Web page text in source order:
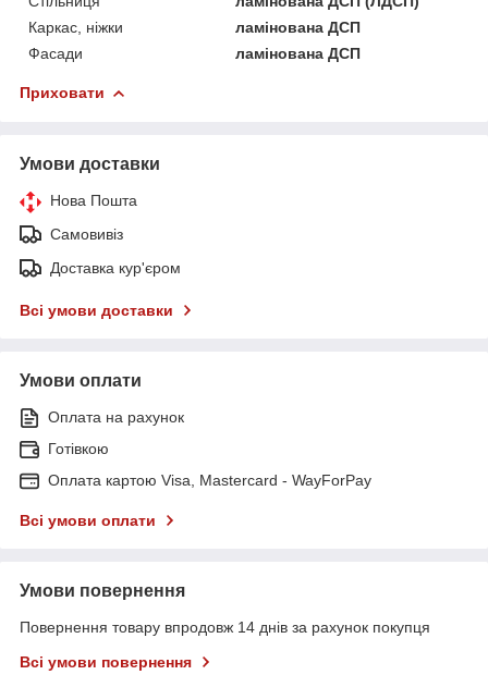
Каркас, ніжки
ламінована ДСП
Фасади
ламінована ДСП
Приховати
Умови доставки
Нова Пошта
Самовивіз
Доставка кур'єром
Всі умови доставки
Умови оплати
Оплата на рахунок
Готівкою
Оплата картою Visa, Mastercard - WayForPay
Всі умови оплати
Умови повернення
Повернення товару впродовж 14 днів за рахунок покупця
Всі умови повернення